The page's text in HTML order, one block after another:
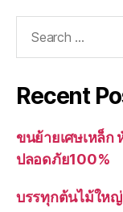
Recent
ขนย้ายเศษเหล็ก
ปลอดภัย100%
บรรทุกต้นไม้ให